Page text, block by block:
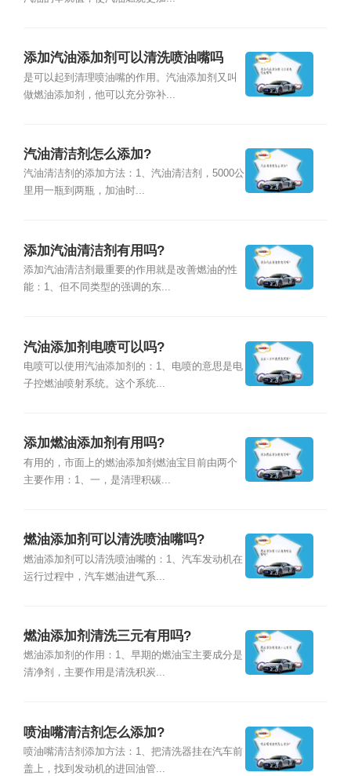
添加汽油添加剂可以清洗喷油嘴吗
是可以起到清理喷油嘴的作用。汽油添加剂又叫
做燃油添加剂，他可以充分弥补...
汽油清洁剂怎么添加?
汽油清洁剂的添加方法：1、汽油清洁剂，5000公
里用一瓶到两瓶，加油时...
添加汽油清洁剂有用吗?
添加汽油清洁剂最重要的作用就是改善燃油的性
能：1、但不同类型的强调的东...
汽油添加剂电喷可以吗?
电喷可以使用汽油添加剂的：1、电喷的意思是电
子控燃油喷射系统。这个系统...
添加燃油添加剂有用吗?
有用的，市面上的燃油添加剂燃油宝目前由两个
主要作用：1、一，是清理积碳...
燃油添加剂可以清洗喷油嘴吗?
燃油添加剂可以清洗喷油嘴的：1、汽车发动机在
运行过程中，汽车燃油进气系...
燃油添加剂清洗三元有用吗?
燃油添加剂的作用：1、早期的燃油宝主要成分是
清净剂，主要作用是清洗积炭...
喷油嘴清洁剂怎么添加?
喷油嘴清洁剂添加方法：1、把清洗器挂在汽车前
盖上，找到发动机的进回油管...